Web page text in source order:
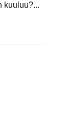
kuuluu?...